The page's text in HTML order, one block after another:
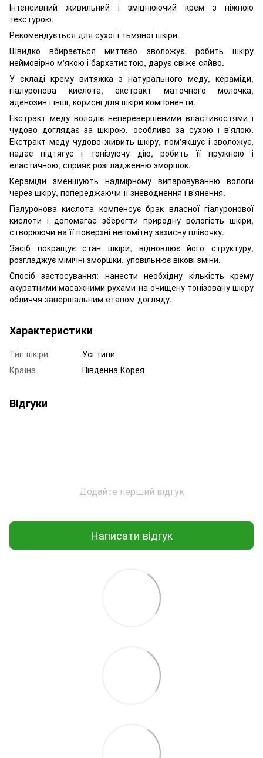
Інтенсивний живильний і зміцнюючий крем з ніжною
текстурою.
Рекомендується для сухої і тьмяної шкіри.
Швидко вбирається миттєво зволожує, робить шкіру
неймовірно м'якою і бархатистою, дарує свіже сяйво.
У складі крему витяжка з натурального меду, кераміди,
гіалуронова кислота, екстракт маточного молочка,
аденозин і інші, корисні для шкіри компоненти.
Екстракт меду володіє неперевершеними властивостями і
чудово доглядає за шкірою, особливо за сухою і в'ялою.
Екстракт меду чудово живить шкіру, пом'якшує і зволожує,
надає підтягує і тонізуючу дію, робить її пружною і
еластичною, сприяє розгладженню зморшок.
Кераміди зменшують надмірному випаровуванню вологи
через шкіру, попереджаючи її зневоднення і в'янення.
Гіалуронова кислота компенсує брак власної гіалуронової
кислоти і допомагає зберегти природну вологість шкіри,
створюючи на її поверхні непомітну захисну плівочку.
Засіб покращує стан шкіри, відновлює його структуру,
розгладжує мімічні зморшки, уповільнює вікові зміни.
Спосіб застосування: нанести необхідну кількість крему
акуратними масажними рухами на очищену тонізовану шкіру
обличчя завершальним етапом догляду.
Характеристики
Тип шкіри
Усі типи
Країна
Південна Корея
Відгуки
Додайте перший відгук
Написати відгук